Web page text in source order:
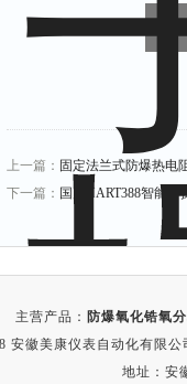
上一篇： 固定法兰式防爆热电
下一篇： 国产HART388智能手
主营产品： 防爆氧化锆氧
安徽美康仪表自动化有限
地址：安